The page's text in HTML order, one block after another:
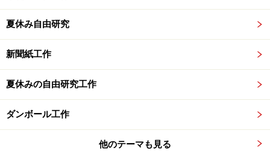
ピカソもびっくり！福笑い
ピカソもびっくり！福笑い（出典：「
手作りおもちゃで和正月！
お正月工作『ピカソもびっくり！福笑い』の材料は、紙
夏休み自由研究
新聞紙工作
夏休みの自由研究工作
ダンボール工作
他のテーマも見る